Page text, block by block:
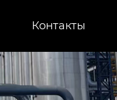
Контакты